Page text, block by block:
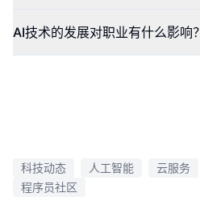
AI技术的发展对职业有什么影响？
科技动态 人工智能 云服务
程序员社区